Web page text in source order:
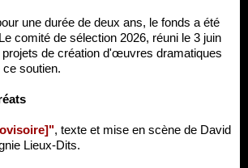
une durée de deux ans, le fonds a été
comité de sélection 2026, réuni le 3 juin
projets de création d'œuvres dramatiques
soutien.
, texte et mise en scène de David
Lieux-Dits.